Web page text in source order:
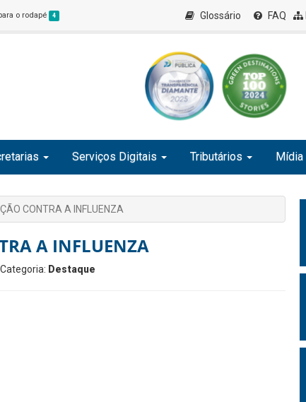
o rodapé 4 Glossário FAQ
Serviços Digitais Tributários Mídia
CONTRA A INFLUENZA
A INFLUENZA
| Categoria: Destaque